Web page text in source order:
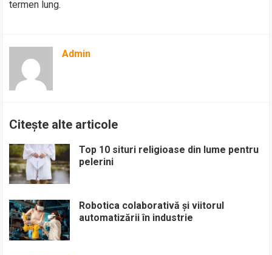
termen lung.
Admin
Citește alte articole
Top 10 situri religioase din lume pentru
pelerini
Robotica colaborativă și viitorul
automatizării în industrie